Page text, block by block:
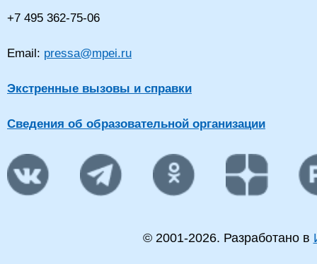
+7 495 362-75-06
Email: pressa@mpei.ru
Экстренные вызовы и справки
Сведения об образовательной организации
© 2001-2026. Разработано в